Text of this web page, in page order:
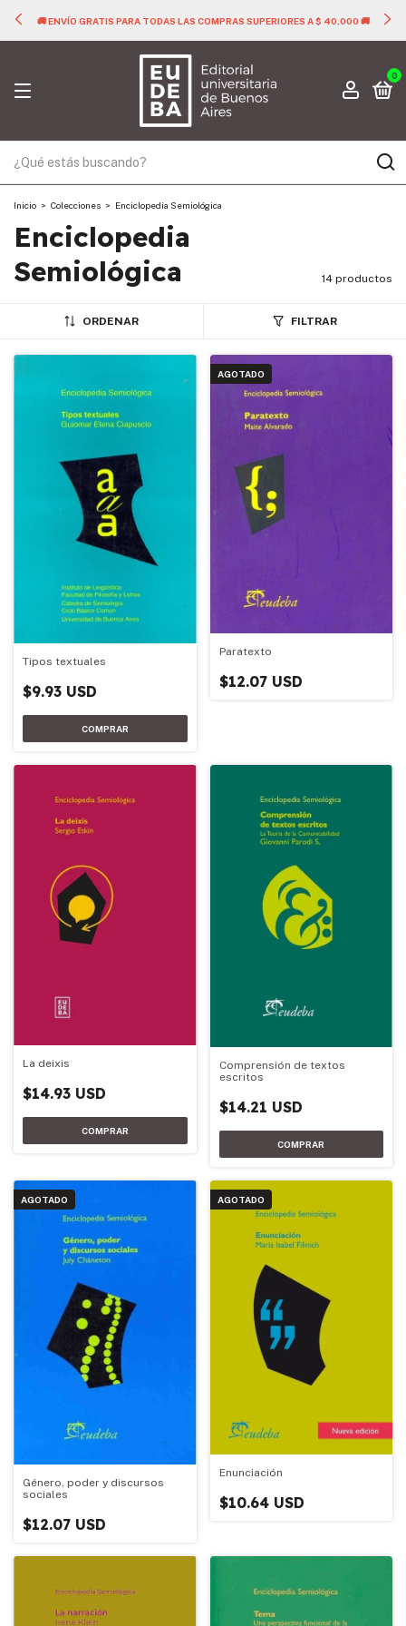
🚚 ENVÍO GRATIS PARA TODAS LAS COMPRAS SUPERIORES A $ 40.000 🚚
0
Inicio > Colecciones > Enciclopedia Semiológica
Enciclopedia
Semiológica
14 productos
ORDENAR FILTRAR
Tipos textuales
$9.93 USD
AGOTADO
Paratexto
$12.07 USD
La deixis
$14.93 USD
Comprensión de textos
escritos
$14.21 USD
AGOTADO
Género, poder y discursos
sociales
$12.07 USD
AGOTADO
Enunciación
$10.64 USD